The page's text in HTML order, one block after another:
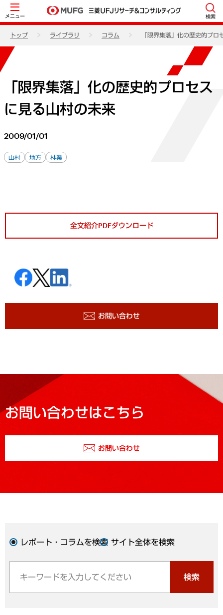
メニュー 検索
トップ ライブラリ コラム 「限界集落」化の歴史的プロ
「限界集落」化の歴史的プロセス
に見る山村の未来
2009/01/01
山村 地方 林業
全文紹介PDFダウンロード
お問い合わせ
お問い合わせはこちら
お問い合わせ
レポート・コラムを検索 サイト全体を検索
検索